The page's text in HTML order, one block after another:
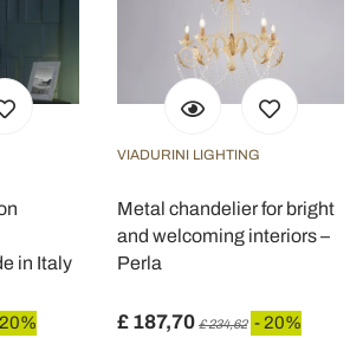
in Italy
VIADURINI LIGHTING
Metal chandelier for bright
and welcoming interiors –
Perla
£ 187,70 £ 234,62 - 20%